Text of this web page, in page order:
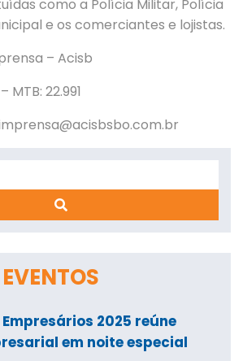
como a Polícia Militar, Polícia
e os comerciantes e lojistas.
– Acisb
MTB: 22.991
2025 reúne
em noite especial